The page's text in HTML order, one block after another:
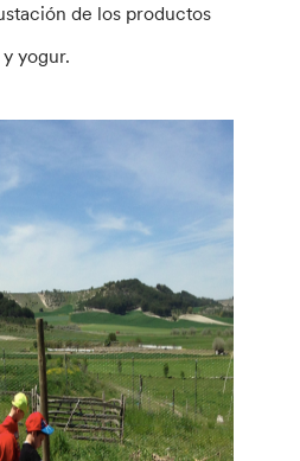
de los productos
yogur.